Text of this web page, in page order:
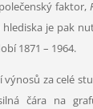
faktor,
je pak
1871 – 1964.
výnosů za celé
čára na